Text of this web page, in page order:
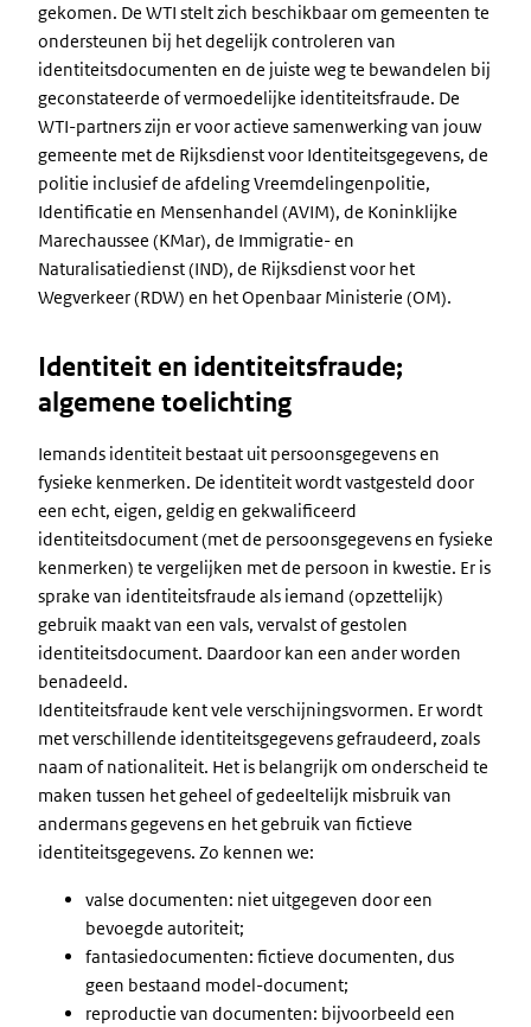
gekomen. De WTI stelt zich beschikbaar om gemeenten te
ondersteunen bij het degelijk controleren van
identiteitsdocumenten en de juiste weg te bewandelen bij
geconstateerde of vermoedelijke identiteitsfraude. De
WTI-partners zijn er voor actieve samenwerking van jouw
gemeente met de Rijksdienst voor Identiteitsgegevens, de
politie inclusief de afdeling Vreemdelingenpolitie,
Identificatie en Mensenhandel (AVIM), de Koninklijke
Marechaussee (KMar), de Immigratie- en
Naturalisatiedienst (IND), de Rijksdienst voor het
Wegverkeer (RDW) en het Openbaar Ministerie (OM).
Identiteit en identiteitsfraude;
algemene toelichting
Iemands identiteit bestaat uit persoonsgegevens en
fysieke kenmerken. De identiteit wordt vastgesteld door
een echt, eigen, geldig en gekwalificeerd
identiteitsdocument (met de persoonsgegevens en fysieke
kenmerken) te vergelijken met de persoon in kwestie. Er is
sprake van identiteitsfraude als iemand (opzettelijk)
gebruik maakt van een vals, vervalst of gestolen
identiteitsdocument. Daardoor kan een ander worden
benadeeld.
Identiteitsfraude kent vele verschijningsvormen. Er wordt
met verschillende identiteitsgegevens gefraudeerd, zoals
naam of nationaliteit. Het is belangrijk om onderscheid te
maken tussen het geheel of gedeeltelijk misbruik van
andermans gegevens en het gebruik van fictieve
identiteitsgegevens. Zo kennen we:
valse documenten: niet uitgegeven door een
bevoegde autoriteit;
fantasiedocumenten: fictieve documenten, dus
geen bestaand model-document;
reproductie van documenten: bijvoorbeeld een